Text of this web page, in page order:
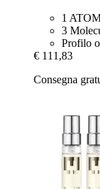
1
3
Profilo
€ 111,83
Consegna